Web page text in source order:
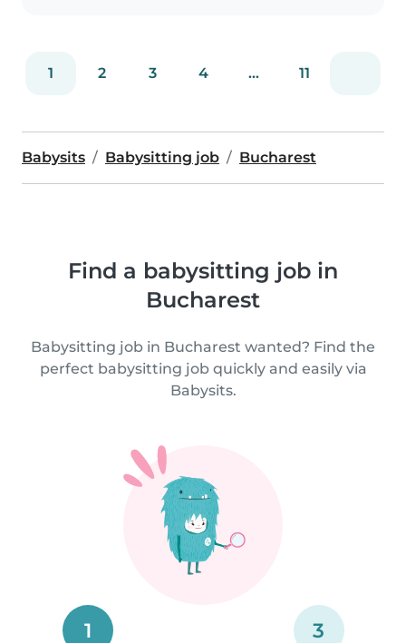
1 2 3 4 ... 11
Babysits Babysitting job Bucharest
Find a babysitting job in
Bucharest
Babysitting job in Bucharest wanted? Find the
perfect babysitting job quickly and easily via
Babysits.
1 3